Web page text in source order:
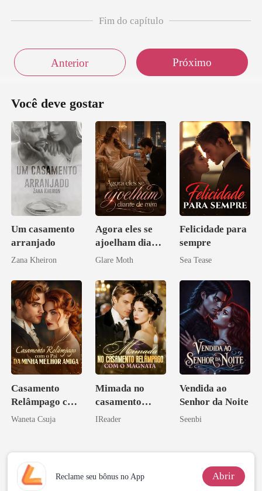
Fim do capítulo
Anterior Próximo
Você deve gostar
Um casamento
arranjado
Zana Kheiron
Agora eles se
ajoelham diante
de mim
Glare Moth
Felicidade para
sempre
Sea Tease
Casamento
Relâmpago com
o Pai da Minha
Waneta Csuja
Mimada no
casamento
relâmpago com
IReader
Vendida ao
Senhor da Noite
Seenbi
Reclame seu bônus no App Abrir